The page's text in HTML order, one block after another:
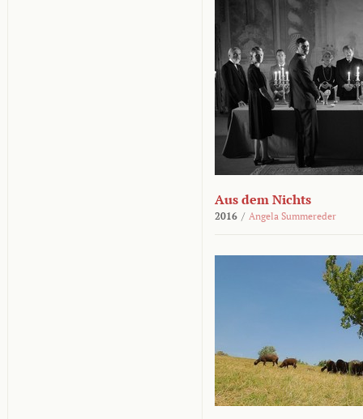
Aus dem Nichts
2016 / Angela Summereder